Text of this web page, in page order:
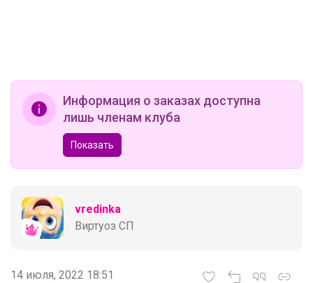
Информация о заказах доступна
лишь членам клуба
Показать
vredinka
Виртуоз СП
14 июля, 2022 18:51
Стильные футболки PlayToday —
идеальный выбор для школы: удобно,
модно и на каждый день
Леныра
Стильные годы — чудесные с